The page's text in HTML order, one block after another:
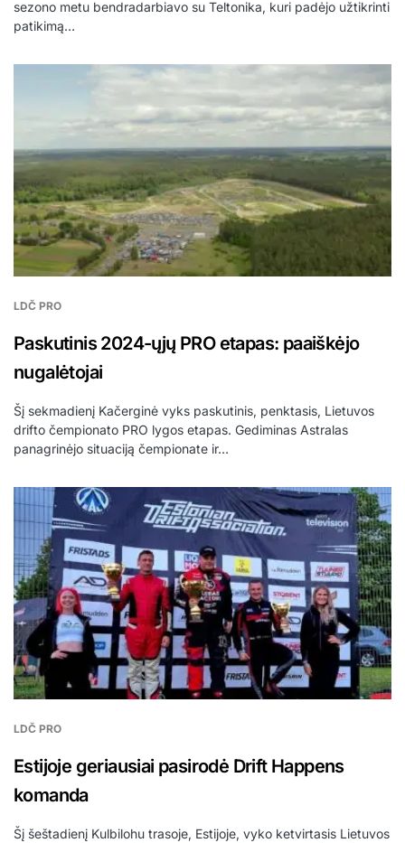
sezono metu bendradarbiavo su Teltonika, kuri padėjo užtikrinti
patikimą…
LDČ PRO
Paskutinis 2024-ųjų PRO etapas: paaiškėjo
nugalėtojai
Šį sekmadienį Kačerginė vyks paskutinis, penktasis, Lietuvos
drifto čempionato PRO lygos etapas. Gediminas Astralas
panagrinėjo situaciją čempionate ir…
LDČ PRO
Estijoje geriausiai pasirodė Drift Happens
komanda
Šį šeštadienį Kulbilohu trasoje, Estijoje, vyko ketvirtasis Lietuvos